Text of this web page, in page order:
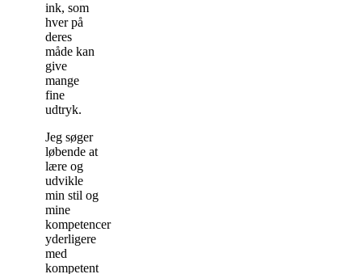
ink, som
hver på
deres
måde kan
give
mange
fine
udtryk.
Jeg søger
løbende at
lære og
udvikle
min stil og
mine
kompetencer
yderligere
med
kompetent